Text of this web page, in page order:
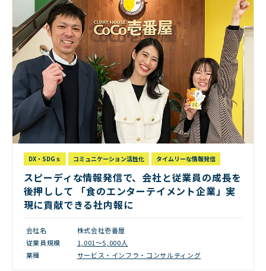
DX・SDGｓ コミュニケーション活性化 タイムリーな情報発信
スピーディな情報発信で、会社と従業員の成長を
後押しして 「食のエンターテイメント企業」実
現に貢献できる社内報に
会社名
株式会社壱番屋
従業員規模
1,001～5,000人
業種
サービス・インフラ・コンサルティング